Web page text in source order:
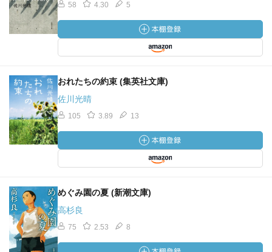
58 4.30 5
おれたちの約束 (集英社文庫)
佐川光晴
105 3.89 13
めぐみ園の夏 (新潮文庫)
高杉良
75 2.53 8